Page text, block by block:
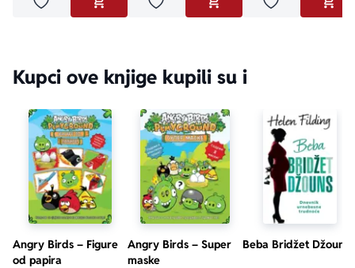
Dodaj u omiljeneDODAJ U KORPUDodaj u omiljeneDODAJ U KORPU
Dodaj u
Kupci ove knjige kupili su i
Angry Birds – Figure
od papira
Angry Birds – Super
maske
Beba Bridžet Džouns